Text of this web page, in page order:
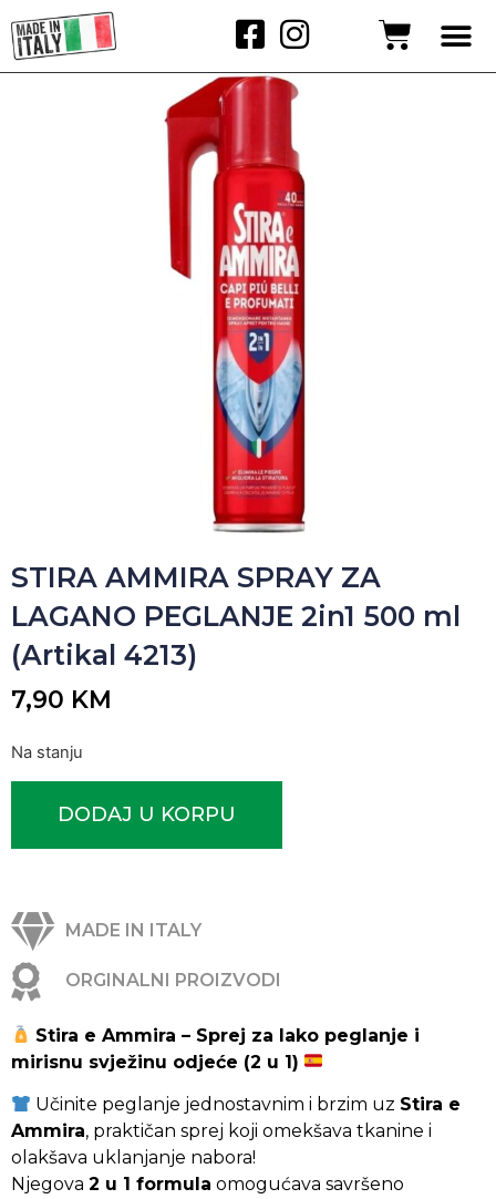
STIRA AMMIRA SPRAY ZA
LAGANO PEGLANJE 2in1 500 ml
(Artikal 4213)
7,90 KM
Na stanju
DODAJ U KORPU
MADE IN ITALY
ORGINALNI PROIZVODI
Stira e Ammira – Sprej za lako peglanje i
mirisnu svježinu odjeće (2 u 1)
Učinite peglanje jednostavnim i brzim uz Stira e
Ammira, praktičan sprej koji omekšava tkanine i
olakšava uklanjanje nabora!
Njegova 2 u 1 formula omogućava savršeno